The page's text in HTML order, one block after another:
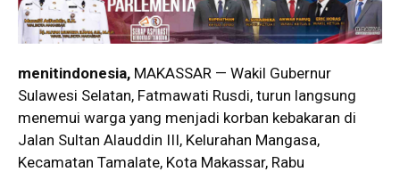
menitindonesia, MAKASSAR — Wakil Gubernur
Sulawesi Selatan, Fatmawati Rusdi, turun langsung
menemui warga yang menjadi korban kebakaran di
Jalan Sultan Alauddin III, Kelurahan Mangasa,
Kecamatan Tamalate, Kota Makassar, Rabu